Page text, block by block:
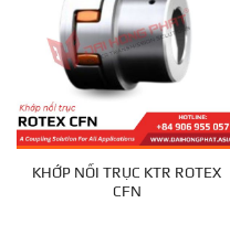
KHỚP NỐI TRỤC KTR ROTEX
CFN